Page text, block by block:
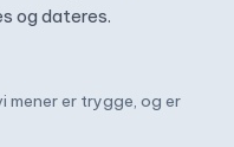
og dateres.
mener er trygge, og er